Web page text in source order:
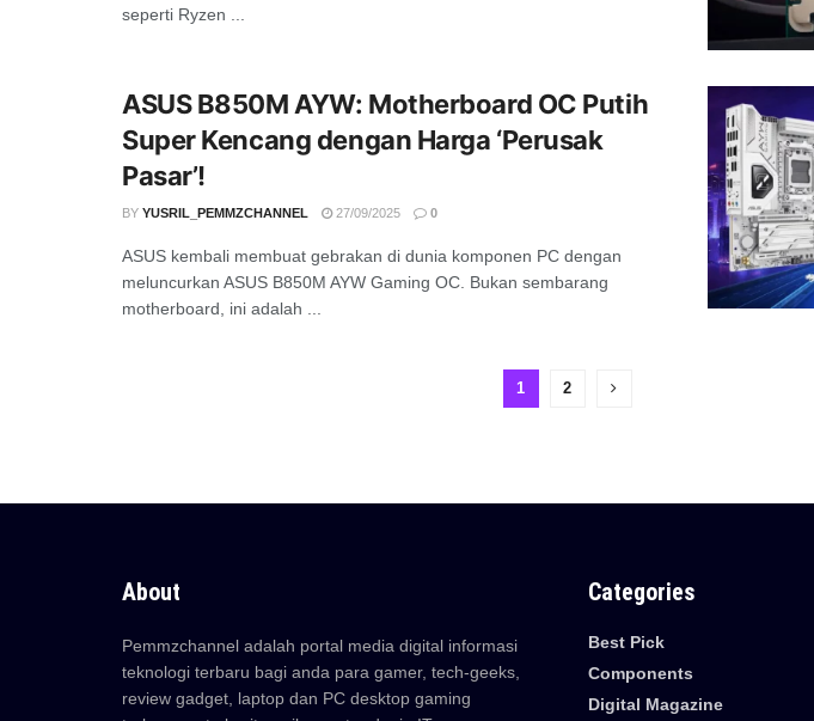
seperti Ryzen ...
ASUS B850M AYW: Motherboard OC Putih
Super Kencang dengan Harga ‘Perusak
Pasar’!
BY YUSRIL_PEMMZCHANNEL 27/09/2025 0
ASUS kembali membuat gebrakan di dunia komponen PC dengan
meluncurkan ASUS B850M AYW Gaming OC. Bukan sembarang
motherboard, ini adalah ...
1 2
About
Pemmzchannel adalah portal media digital informasi
teknologi terbaru bagi anda para gamer, tech-geeks,
review gadget, laptop dan PC desktop gaming
Categories
Best Pick
Components
Digital Magazine